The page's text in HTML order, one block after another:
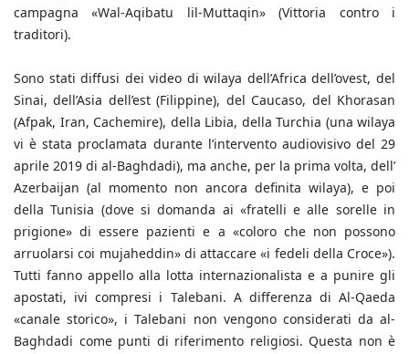
campagna «Wal-Aqibatu lil-Muttaqin» (Vittoria contro i
traditori).
Sono stati diffusi dei video di wilaya dell’Africa dell’ovest, del
Sinai, dell’Asia dell’est (Filippine), del Caucaso, del Khorasan
(Afpak, Iran, Cachemire), della Libia, della Turchia (una wilaya
vi è stata proclamata durante l’intervento audiovisivo del 29
aprile 2019 di al-Baghdadi), ma anche, per la prima volta, dell’
Azerbaijan (al momento non ancora definita wilaya), e poi
della Tunisia (dove si domanda ai «fratelli e alle sorelle in
prigione» di essere pazienti e a «coloro che non possono
arruolarsi coi mujaheddin» di attaccare «i fedeli della Croce»).
Tutti fanno appello alla lotta internazionalista e a punire gli
apostati, ivi compresi i Talebani. A differenza di Al-Qaeda
«canale storico», i Talebani non vengono considerati da al-
Baghdadi come punti di riferimento religiosi. Questa non è